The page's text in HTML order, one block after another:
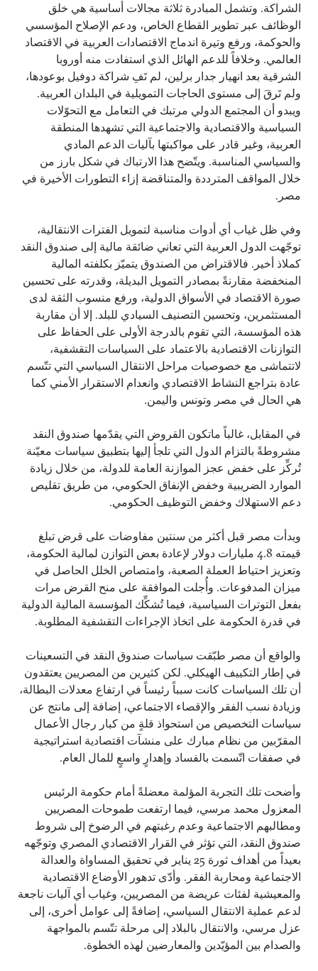
الشراكة. وتشمل المبادرة ثلاثة مجالات أساسية هي خلق
الوظائف عبر تطوير القطاع الخاص، ودعم الإصلاح المؤسسي
والحوكمة، ورفع وتيرة اندماج الاقتصادات العربية في الاقتصاد
العالمي. وخلافاً للدعم الهائل الذي استفادت منه أوروبا
الشرقية بعد انهيار جدار برلين، لم تَفِ شراكة دوفيل بوعودها،
ولم تَرقَ إلى مستوى الحاجات التمويلية في البلدان العربية.
ويبدو أن المجتمع الدولي مرتبك في التعامل مع التحوّلات
السياسية والاقتصادية والاجتماعية التي تشهدها المنطقة
العربية، وغير قادر على مواكبتها بآليات الدعم المادي
والسياسي المناسبة. ويتّضح هذا الارتباك في شكل بارز من
خلال المواقف المترددة والمتناقضة إزاء التطورات الأخيرة في
مصر.
وفي ظل غياب أي أدوات مناسبة لتمويل الفترات الانتقالية،
توجّهت الدول العربية التي تعاني ضائقة مالية إلى صندوق النقد
كملاذ أخير. فالاقتراض من الصندوق يتميّز بكلفته المالية
المنخفضة مقارنةً بمصادر التمويل البديلة، وقدرته على تحسين
صورة الاقتصاد في الأسواق الدولية، ورفع منسوب الثقة لدى
المستثمرين، وتحسين التصنيف السيادي للبلد. إلا أن مقاربة
هذه المؤسسة، التي تقوم بالدرجة الأولى على الحفاظ على
التوازنات الاقتصادية بالاعتماد على السياسات التقشفية،
لاتتماشى مع خصوصيات مراحل الانتقال السياسي التي تتّسم
عادة بتراجع النشاط الاقتصادي وانعدام الاستقرار الأمني كما
هي الحال في مصر وتونس واليمن.
في المقابل، غالباً ماتكون القروض التي يقدّمها صندوق النقد
مشروطةً بالتزام الدول التي تلجأ إليها بتطبيق سياسات معيّنة
تُركِّز على خفض عجز الموازنة العامة للدولة، من خلال زيادة
الموارد الضريبية وخفض الإنفاق الحكومي، من طريق تقليص
دعم الاستهلاك وخفض التوظيف الحكومي.
وبدأت مصر قبل أكثر من سنتين مفاوضات على قرض تبلغ
قيمته 4.8 مليارات دولار لإعادة بعض التوازن لمالية الحكومة،
وتعزيز احتياط العملة الصعبة، وامتصاص الخلل الحاصل في
ميزان المدفوعات. وأُجلت الموافقة على منح القرض مرات
بفعل التوترات السياسية، فيما تُشكِّك المؤسسة المالية الدولية
في قدرة الحكومة على اتخاذ الإجراءات التقشفية المطلوبة.
والواقع أن مصر طبّقت سياسات صندوق النقد في التسعينات
في إطار التكييف الهيكلي. لكن كثيرين من المصريين يعتقدون
أن تلك السياسات كانت سبباً رئيساً في ارتفاع معدلات البطالة،
وزيادة نسب الفقر والإقصاء الاجتماعي، إضافة إلى مانتج عن
سياسات التخصيص من استحواذ قلةٍ من كبار رجال الأعمال
المقرّبين من نظام مبارك على منشآت اقتصادية استراتيجية
في صفقات اتّسمت بالفساد وإهدارٍ واسعٍ للمال العام.
وأضحت تلك التجربة المؤلمة معضلةً أمام حكومة الرئيس
المعزول محمد مرسي، فيما ارتفعت طموحات المصريين
ومطالبهم الاجتماعية وعدم رغبتهم في الرضوخ إلى شروط
صندوق النقد، التي تؤثر في القرار الاقتصادي المصري وتوجّهه
بعيداً من أهداف ثورة 25 يناير في تحقيق المساواة والعدالة
الاجتماعية ومحاربة الفقر. وأدّى تدهور الأوضاع الاقتصادية
والمعيشية لفئات عريضة من المصريين، وغياب أي آليات ناجعة
لدعم عملية الانتقال السياسي، إضافةً إلى عوامل أخرى، إلى
عزل مرسي، والانتقال بالبلاد إلى مرحلة تتّسم بالمواجهة
والصدام بين المؤيّدين والمعارضين لهذه الخطوة.